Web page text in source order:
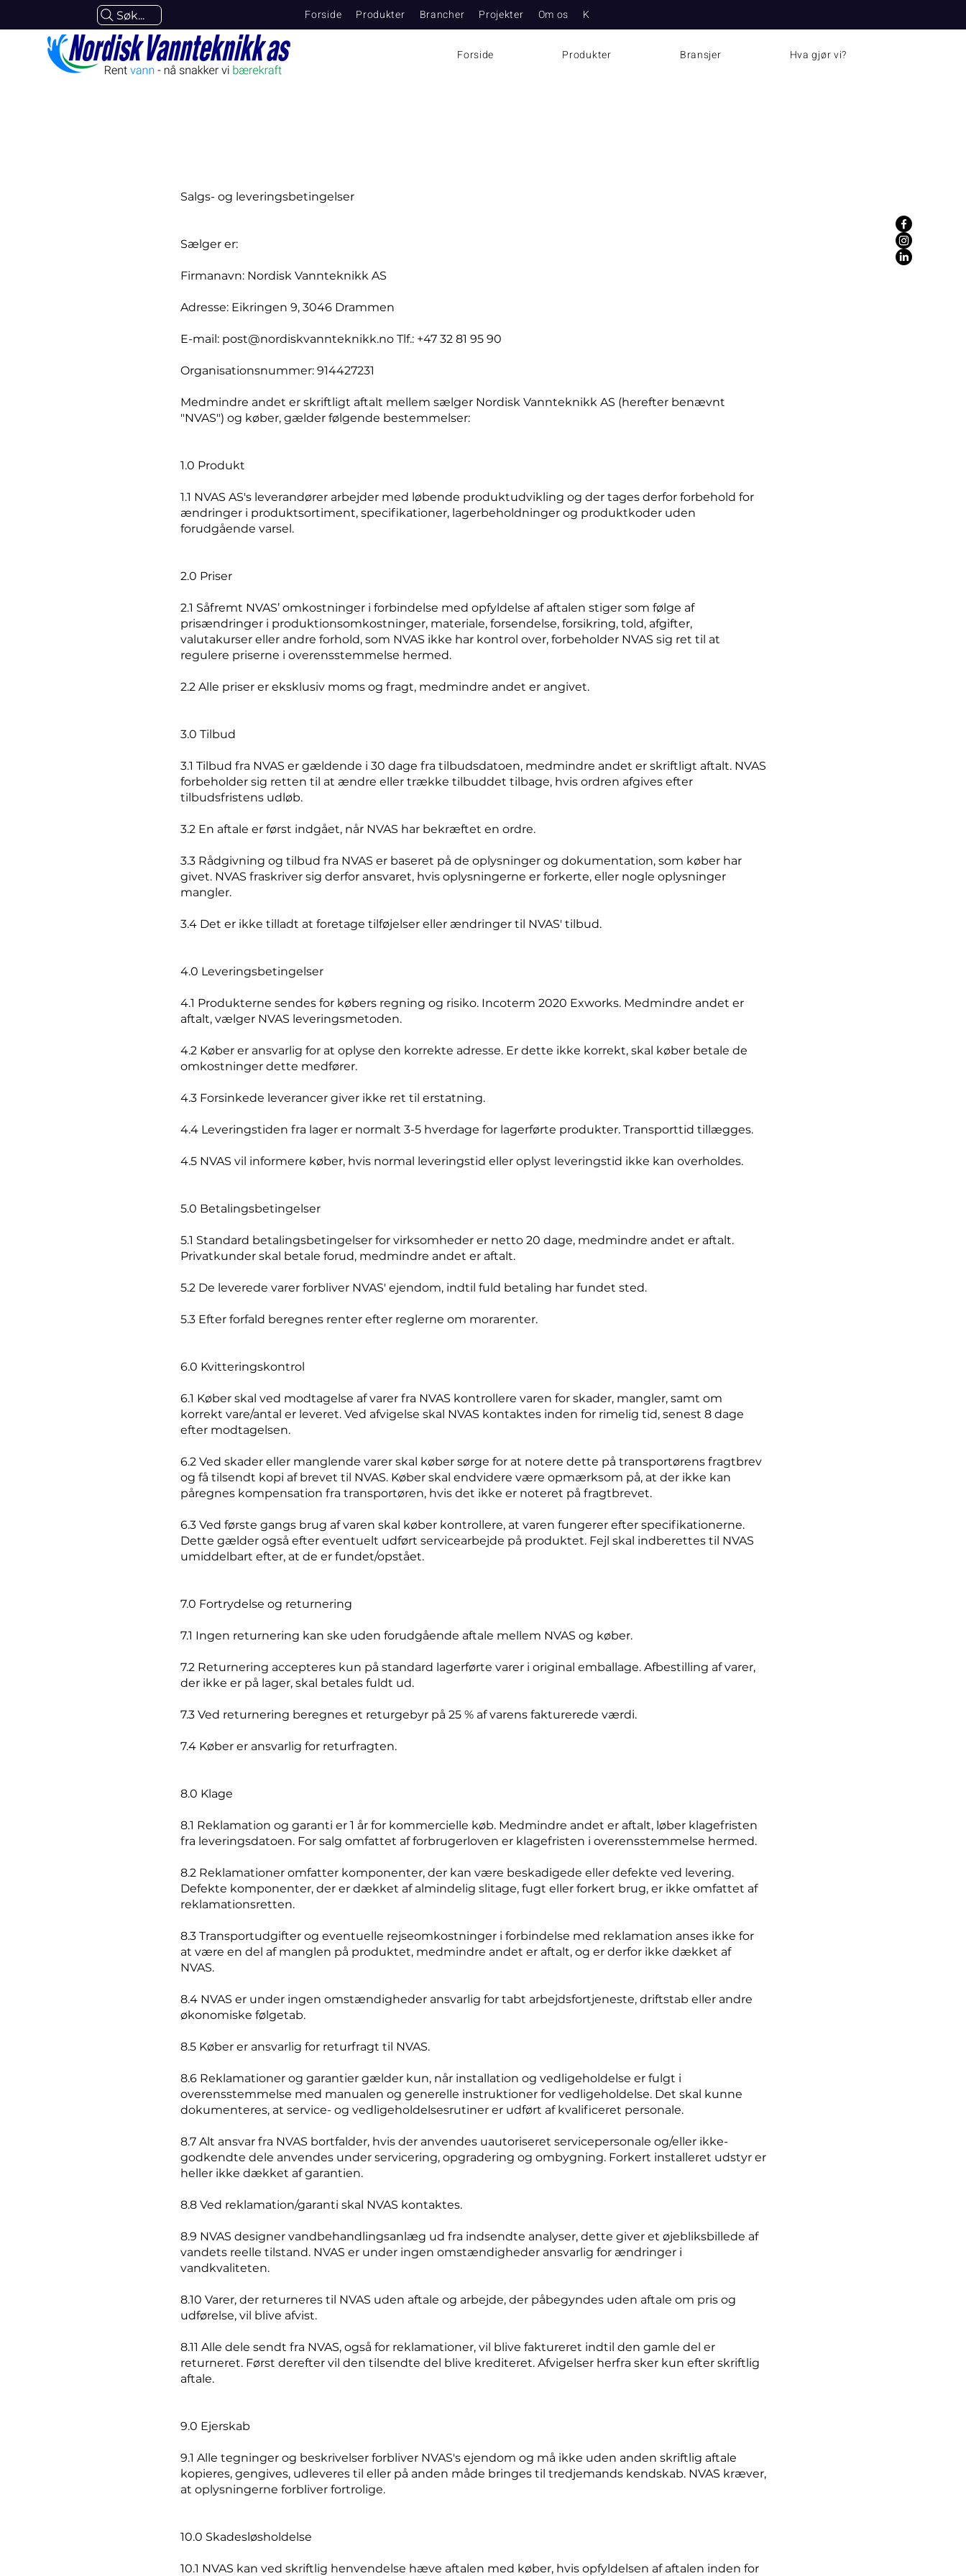
Søk... Forside Produkter Brancher Projekter Om os Kontakt
Forside Produkter Bransjer Hva gjør vi?
Salgs- og leveringsbetingelser
Sælger er:
Firmanavn: Nordisk Vannteknikk AS
Adresse: Eikringen 9, 3046 Drammen
E-mail: post@nordiskvannteknikk.no Tlf.: +47 32 81 95 90
Organisationsnummer: 914427231
Medmindre andet er skriftligt aftalt mellem sælger Nordisk Vannteknikk AS (herefter benævnt
"NVAS") og køber, gælder følgende bestemmelser:
1.0 Produkt
1.1 NVAS AS's leverandører arbejder med løbende produktudvikling og der tages derfor forbehold for
ændringer i produktsortiment, specifikationer, lagerbeholdninger og produktkoder uden
forudgående varsel.
2.0 Priser
2.1 Såfremt NVAS’ omkostninger i forbindelse med opfyldelse af aftalen stiger som følge af
prisændringer i produktionsomkostninger, materiale, forsendelse, forsikring, told, afgifter,
valutakurser eller andre forhold, som NVAS ikke har kontrol over, forbeholder NVAS sig ret til at
regulere priserne i overensstemmelse hermed.
2.2 Alle priser er eksklusiv moms og fragt, medmindre andet er angivet.
3.0 Tilbud
3.1 Tilbud fra NVAS er gældende i 30 dage fra tilbudsdatoen, medmindre andet er skriftligt aftalt. NVAS
forbeholder sig retten til at ændre eller trække tilbuddet tilbage, hvis ordren afgives efter
tilbudsfristens udløb.
3.2 En aftale er først indgået, når NVAS har bekræftet en ordre.
3.3 Rådgivning og tilbud fra NVAS er baseret på de oplysninger og dokumentation, som køber har
givet. NVAS fraskriver sig derfor ansvaret, hvis oplysningerne er forkerte, eller nogle oplysninger
mangler.
3.4 Det er ikke tilladt at foretage tilføjelser eller ændringer til NVAS' tilbud.
4.0 Leveringsbetingelser
4.1 Produkterne sendes for købers regning og risiko. Incoterm 2020 Exworks. Medmindre andet er
aftalt, vælger NVAS leveringsmetoden.
4.2 Køber er ansvarlig for at oplyse den korrekte adresse. Er dette ikke korrekt, skal køber betale de
omkostninger dette medfører.
4.3 Forsinkede leverancer giver ikke ret til erstatning.
4.4 Leveringstiden fra lager er normalt 3-5 hverdage for lagerførte produkter. Transporttid tillægges.
4.5 NVAS vil informere køber, hvis normal leveringstid eller oplyst leveringstid ikke kan overholdes.
5.0 Betalingsbetingelser
5.1 Standard betalingsbetingelser for virksomheder er netto 20 dage, medmindre andet er aftalt.
Privatkunder skal betale forud, medmindre andet er aftalt.
5.2 De leverede varer forbliver NVAS' ejendom, indtil fuld betaling har fundet sted.
5.3 Efter forfald beregnes renter efter reglerne om morarenter.
6.0 Kvitteringskontrol
6.1 Køber skal ved modtagelse af varer fra NVAS kontrollere varen for skader, mangler, samt om
korrekt vare/antal er leveret. Ved afvigelse skal NVAS kontaktes inden for rimelig tid, senest 8 dage
efter modtagelsen.
6.2 Ved skader eller manglende varer skal køber sørge for at notere dette på transportørens fragtbrev
og få tilsendt kopi af brevet til NVAS. Køber skal endvidere være opmærksom på, at der ikke kan
påregnes kompensation fra transportøren, hvis det ikke er noteret på fragtbrevet.
6.3 Ved første gangs brug af varen skal køber kontrollere, at varen fungerer efter specifikationerne.
Dette gælder også efter eventuelt udført servicearbejde på produktet. Fejl skal indberettes til NVAS
umiddelbart efter, at de er fundet/opstået.
7.0 Fortrydelse og returnering
7.1 Ingen returnering kan ske uden forudgående aftale mellem NVAS og køber.
7.2 Returnering accepteres kun på standard lagerførte varer i original emballage. Afbestilling af varer,
der ikke er på lager, skal betales fuldt ud.
7.3 Ved returnering beregnes et returgebyr på 25 % af varens fakturerede værdi.
7.4 Køber er ansvarlig for returfragten.
8.0 Klage
8.1 Reklamation og garanti er 1 år for kommercielle køb. Medmindre andet er aftalt, løber klagefristen
fra leveringsdatoen. For salg omfattet af forbrugerloven er klagefristen i overensstemmelse hermed.
8.2 Reklamationer omfatter komponenter, der kan være beskadigede eller defekte ved levering.
Defekte komponenter, der er dækket af almindelig slitage, fugt eller forkert brug, er ikke omfattet af
reklamationsretten.
8.3 Transportudgifter og eventuelle rejseomkostninger i forbindelse med reklamation anses ikke for
at være en del af manglen på produktet, medmindre andet er aftalt, og er derfor ikke dækket af
NVAS.
8.4 NVAS er under ingen omstændigheder ansvarlig for tabt arbejdsfortjeneste, driftstab eller andre
økonomiske følgetab.
8.5 Køber er ansvarlig for returfragt til NVAS.
8.6 Reklamationer og garantier gælder kun, når installation og vedligeholdelse er fulgt i
overensstemmelse med manualen og generelle instruktioner for vedligeholdelse. Det skal kunne
dokumenteres, at service- og vedligeholdelsesrutiner er udført af kvalificeret personale.
8.7 Alt ansvar fra NVAS bortfalder, hvis der anvendes uautoriseret servicepersonale og/eller ikke-
godkendte dele anvendes under servicering, opgradering og ombygning. Forkert installeret udstyr er
heller ikke dækket af garantien.
8.8 Ved reklamation/garanti skal NVAS kontaktes.
8.9 NVAS designer vandbehandlingsanlæg ud fra indsendte analyser, dette giver et øjebliksbillede af
vandets reelle tilstand. NVAS er under ingen omstændigheder ansvarlig for ændringer i
vandkvaliteten.
8.10 Varer, der returneres til NVAS uden aftale og arbejde, der påbegyndes uden aftale om pris og
udførelse, vil blive afvist.
8.11 Alle dele sendt fra NVAS, også for reklamationer, vil blive faktureret indtil den gamle del er
returneret. Først derefter vil den tilsendte del blive krediteret. Afvigelser herfra sker kun efter skriftlig
aftale.
9.0 Ejerskab
9.1 Alle tegninger og beskrivelser forbliver NVAS's ejendom og må ikke uden anden skriftlig aftale
kopieres, gengives, udleveres til eller på anden måde bringes til tredjemands kendskab. NVAS kræver,
at oplysningerne forbliver fortrolige.
10.0 Skadesløsholdelse
10.1 NVAS kan ved skriftlig henvendelse hæve aftalen med køber, hvis opfyldelsen af ​​aftalen inden for